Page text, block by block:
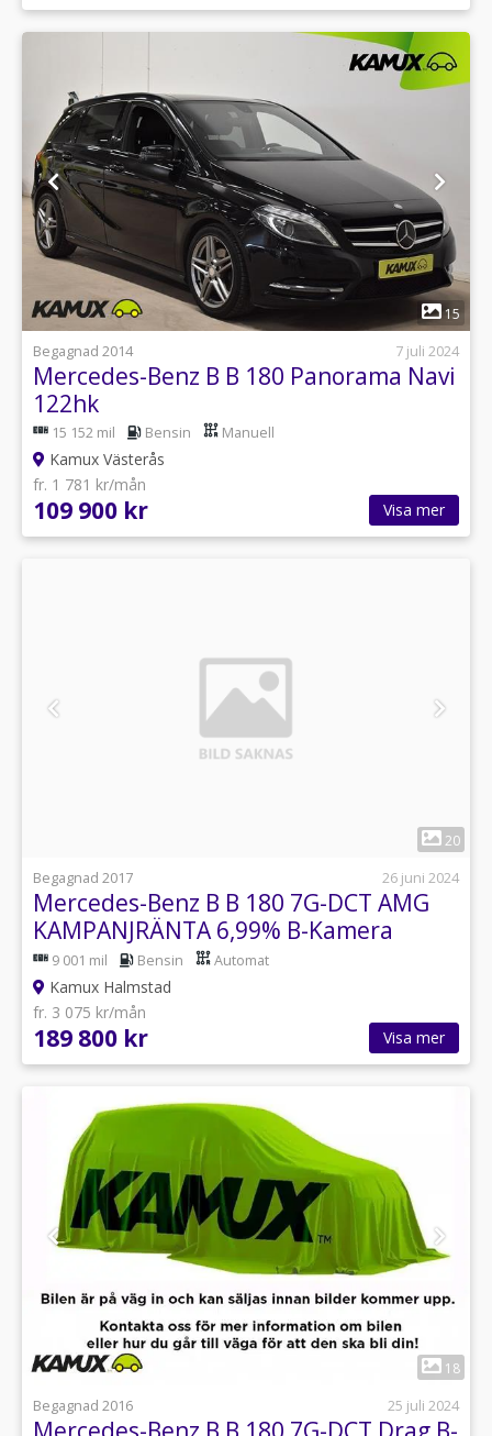
1
15
Begagnad 2014
7 juli 2024
Mercedes-Benz B B 180 Panorama Navi
122hk
15 152 mil Bensin Manuell
Kamux Västerås
fr. 1 781 kr/mån
109 900 kr Visa mer
20
Begagnad 2017
26 juni 2024
Mercedes-Benz B B 180 7G-DCT AMG
KAMPANJRÄNTA 6,99% B-Kamera
0,54l/mil!
9 001 mil Bensin Automat
Kamux Halmstad
fr. 3 075 kr/mån
189 800 kr Visa mer
18
Begagnad 2016
25 juli 2024